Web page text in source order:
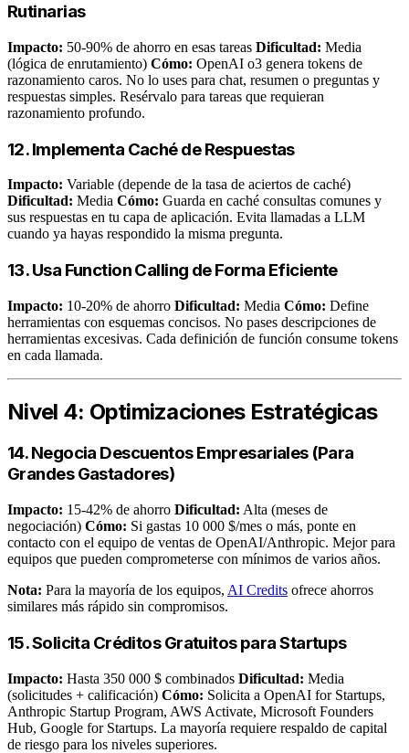
Rutinarias
Impacto: 50-90% de ahorro en esas tareas Dificultad: Media
(lógica de enrutamiento) Cómo: OpenAI o3 genera tokens de
razonamiento caros. No lo uses para chat, resumen o preguntas y
respuestas simples. Resérvalo para tareas que requieran
razonamiento profundo.
12. Implementa Caché de Respuestas
Impacto: Variable (depende de la tasa de aciertos de caché)
Dificultad: Media Cómo: Guarda en caché consultas comunes y
sus respuestas en tu capa de aplicación. Evita llamadas a LLM
cuando ya hayas respondido la misma pregunta.
13. Usa Function Calling de Forma Eficiente
Impacto: 10-20% de ahorro Dificultad: Media Cómo: Define
herramientas con esquemas concisos. No pases descripciones de
herramientas excesivas. Cada definición de función consume tokens
en cada llamada.
Nivel 4: Optimizaciones Estratégicas
14. Negocia Descuentos Empresariales (Para
Grandes Gastadores)
Impacto: 15-42% de ahorro Dificultad: Alta (meses de
negociación) Cómo: Si gastas 10 000 $/mes o más, ponte en
contacto con el equipo de ventas de OpenAI/Anthropic. Mejor para
equipos que pueden comprometerse con mínimos de varios años.
Nota: Para la mayoría de los equipos, AI Credits ofrece ahorros
similares más rápido sin compromisos.
15. Solicita Créditos Gratuitos para Startups
Impacto: Hasta 350 000 $ combinados Dificultad: Media
(solicitudes + calificación) Cómo: Solicita a OpenAI for Startups,
Anthropic Startup Program, AWS Activate, Microsoft Founders
Hub, Google for Startups. La mayoría requiere respaldo de capital
de riesgo para los niveles superiores.